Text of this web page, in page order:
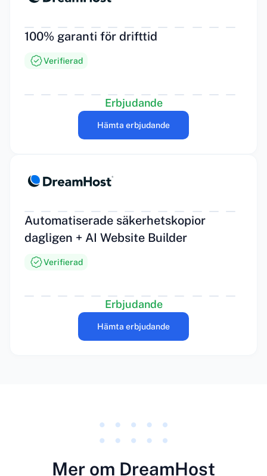
100% garanti för drifttid
Verifierad
Erbjudande
Hämta erbjudande
Automatiserade säkerhetskopior
dagligen + AI Website Builder
Verifierad
Erbjudande
Hämta erbjudande
Mer om DreamHost